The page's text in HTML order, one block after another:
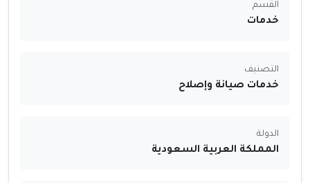
القسم
خدمات
التصنيف
خدمات صيانة وإصلاح
الدولة
المملكة العربية السعودية